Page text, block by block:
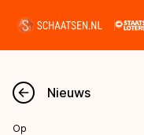
Nieuws
Nieuws
Op